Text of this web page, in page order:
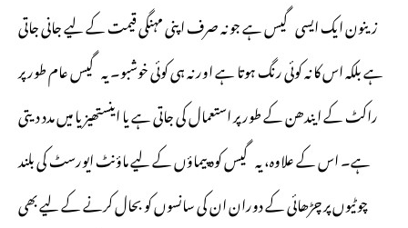
زینون ایک ایسی گیس ہے جو نہ صرف اپنی مہنگی قیمت کے لیے جانی جاتی
ہے بلکہ اس کا نہ کوئی رنگ ہوتا ہے اور نہ ہی کوئی خوشبو۔ یہ گیس عام طور پر
راکٹ کے ایندھن کے طور پر استعمال کی جاتی ہے یا اینستھیزیا میں مدد دیتی
ہے۔ اس کے علاوہ، یہ گیس کوہ پیماؤں کے لیے ماؤنٹ ایورسٹ کی بلند
چوٹیوں پر چڑھائی کے دوران ان کی سانسوں کو بحال کرنے کے لیے بھی